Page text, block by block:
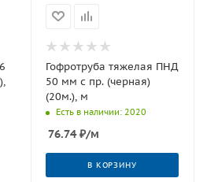
Гофротруба тяжелая ПНД
50 мм с пр. (черная)
(20м.), м
Есть в наличии: 2020
76.74₽/м
В КОРЗИНУ